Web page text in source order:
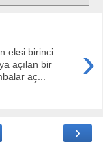
›
eksi birinci
açılan bir
aç...
›